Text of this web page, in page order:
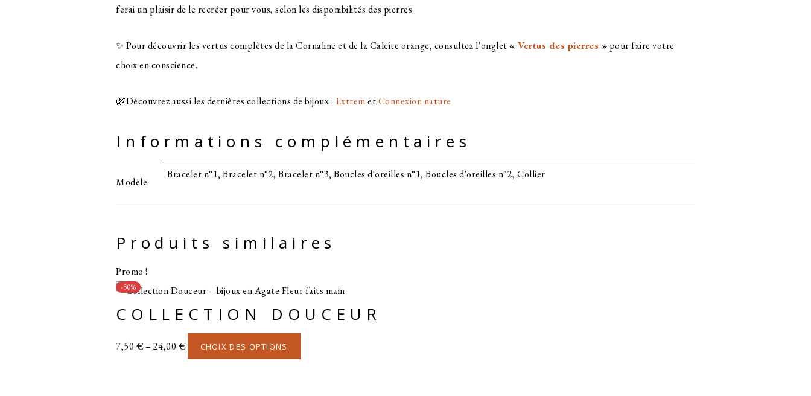
ferai un plaisir de le recréer pour vous, selon les disponibilités des pierres.
✨ Pour découvrir les vertus complètes de la Cornaline et de la Calcite orange, consultez l’onglet« Vertus des pierres » pour faire votre
choix en conscience.
🌿Découvrez aussi les dernières collections de bijoux : ExtremetConnexion nature
Informations complémentaires
Modèle
Bracelet n°1, Bracelet n°2, Bracelet n°3, Boucles d'oreilles n°1, Boucles d'oreilles n°2, Collier
Produits similaires
Promo !
-50%
COLLECTION DOUCEUR
7,50 €– 24,00 € CHOIX DES OPTIONS